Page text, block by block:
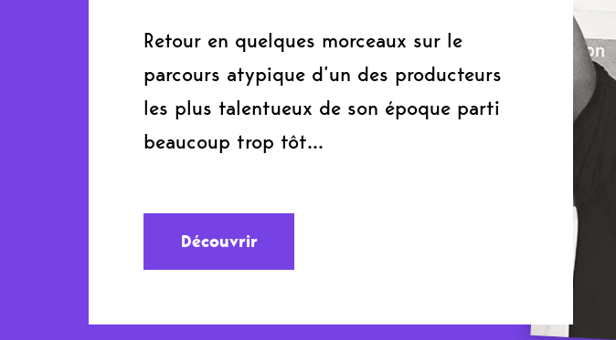
Retour en quelques morceaux sur le
parcours atypique d’un des producteurs
les plus talentueux de son époque parti
beaucoup trop tôt…
Découvrir